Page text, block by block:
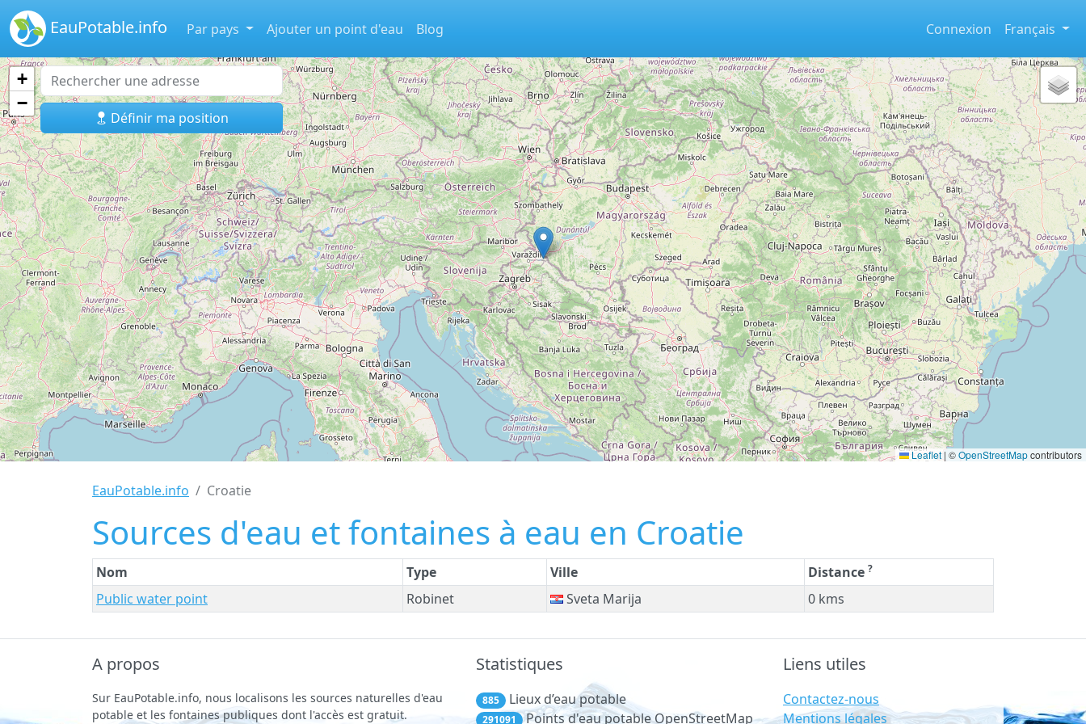
EauPotable.info Par pays Ajouter un point d'eau Blog Connexion Français
Définir ma position
+
−
Leaflet | ©OpenStreetMapcontributors
EauPotable.info Croatie
Sources d'eau et fontaines à eau en Croatie
Nom Type Ville Distance ?
Public water point Robinet Sveta Marija 0 kms
A propos
Sur EauPotable.info, nous localisons les sources naturelles d'eau
potable et les fontaines publiques dont l'accès est gratuit.
Statistiques
885 Lieux d’eau potable
291091 Points d'eau potable OpenStreetMap
Liens utiles
Contactez-nous
Mentions légales